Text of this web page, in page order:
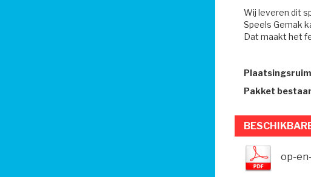
Wij leveren dit
Speels Gemak
Dat maakt het
Pakket
op-